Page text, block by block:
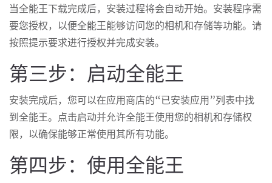
当全能王下载完成后，安装过程将会自动开始。安装程序需
要您授权，以便全能王能够访问您的相机和存储等功能。请
按照提示要求进行授权并完成安装。
第三步：启动全能王
安装完成后，您可以在应用商店的“已安装应用”列表中找
到全能王。点击启动并允许全能王使用您的相机和存储权
限，以确保能够正常使用其所有功能。
第四步：使用全能王